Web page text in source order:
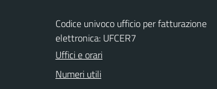
Codice univoco ufficio per fatturazione
elettronica: UFCER7
Uffici e orari
Numeri utili